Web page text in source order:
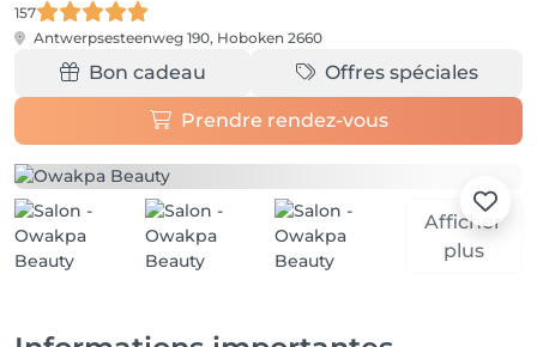
157
Antwerpsesteenweg 190, Hoboken 2660
Bon cadeau Offres spéciales
Prendre rendez-vous
Afficher
plus